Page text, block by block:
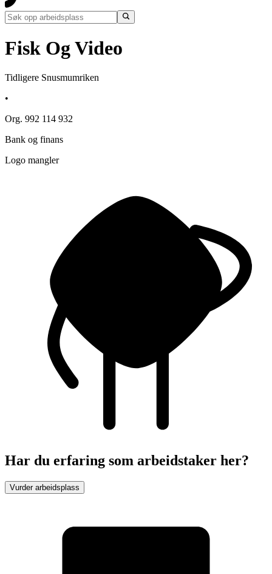
Fisk Og Video
Tidligere Snusmumriken
•
Org. 992 114 932
Bank og finans
Logo mangler
Har du erfaring som arbeidstaker her?
Vurder arbeidsplass